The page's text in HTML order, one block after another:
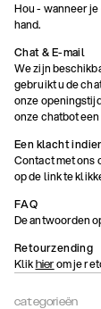
categorieën
Hou - wanneer
hand.
Chat & E-mail
We zijn
gebruikt u de
onze
onze chatbot
Een klacht
Contact met ons
op de link te
FAQ
De antwoorden
Retourzending
Klik hier om je